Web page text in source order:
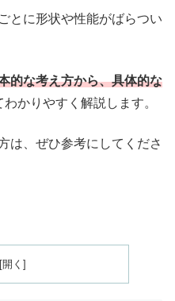
とに形状や性能がばらつい
的な考え方から、具体的な
かりやすく解説します。
は、ぜひ参考にしてくださ